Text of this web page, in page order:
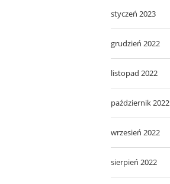
styczeń 2023
grudzień 2022
listopad 2022
październik 2022
wrzesień 2022
sierpień 2022